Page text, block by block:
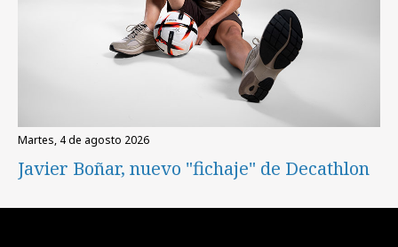
martes, 4 de agosto 2026
Javier Boñar, nuevo "fichaje" de Decathlon